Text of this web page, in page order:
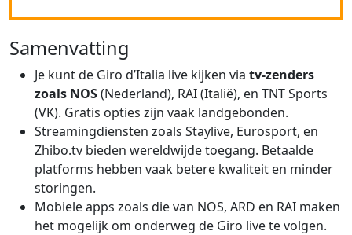
Samenvatting
Je kunt de Giro d’Italia live kijken via tv-zenders
zoals NOS(Nederland), RAI (Italië), en TNT Sports
(VK). Gratis opties zijn vaak landgebonden.
Streamingdiensten zoals Staylive, Eurosport, en
Zhibo.tv bieden wereldwijde toegang. Betaalde
platforms hebben vaak betere kwaliteit en minder
storingen.
Mobiele apps zoals die van NOS, ARD en RAI maken
het mogelijk om onderweg de Giro live te volgen.